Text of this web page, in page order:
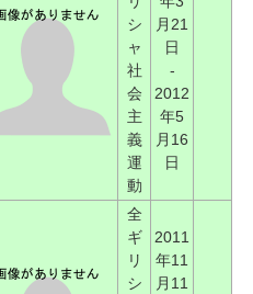
シ
ャ
社
会
主
義
運
動
月21
日
-
2012
年5
月16
日
全
ギ
リ
シ
2011
年11
月11